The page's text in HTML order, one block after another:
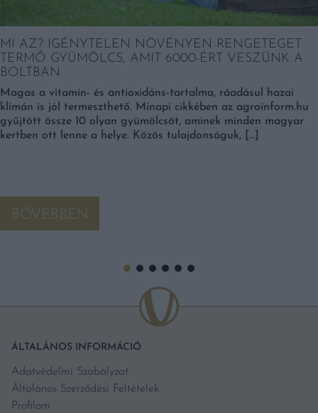
MI AZ? IGÉNYTELEN NÖVÉNYEN RENGETEGET
TERMŐ GYÜMÖLCS, AMIT 6000-ÉRT VESZÜNK A
BOLTBAN
Magas a vitamin- és antioxidáns-tartalma, ráadásul hazai
klímán is jól termeszthető. Minapi cikkében az agroinform.hu
gyűjtött össze 10 olyan gyümölcsöt, aminek minden magyar
kertben ott lenne a helye. Közös tulajdonságuk, […]
BŐVEBBEN
ÁLTALÁNOS INFORMÁCIÓ
Adatvédelmi Szabályzat
Általános Szerződési Feltételek
Profilom